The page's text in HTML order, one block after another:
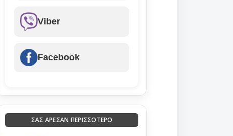
Viber
Facebook
ΣΑΣ ΑΡΕΣΑΝ ΠΕΡΙΣΣΟΤΕΡΟ